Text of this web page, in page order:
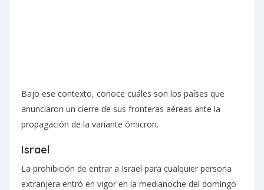
Bajo ese contexto, conoce cuáles son los países que
anunciaron un cierre de sus fronteras aéreas ante la
propagación de la variante ómicron.
Israel
La prohibición de entrar a Israel para cualquier persona
extranjera entró en vigor en la medianoche del domingo